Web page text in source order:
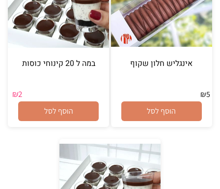
אינגליש חלון שקוף
₪5
הוסף לסל
במה ל 20 קינוחי כוסות
₪2
הוסף לסל